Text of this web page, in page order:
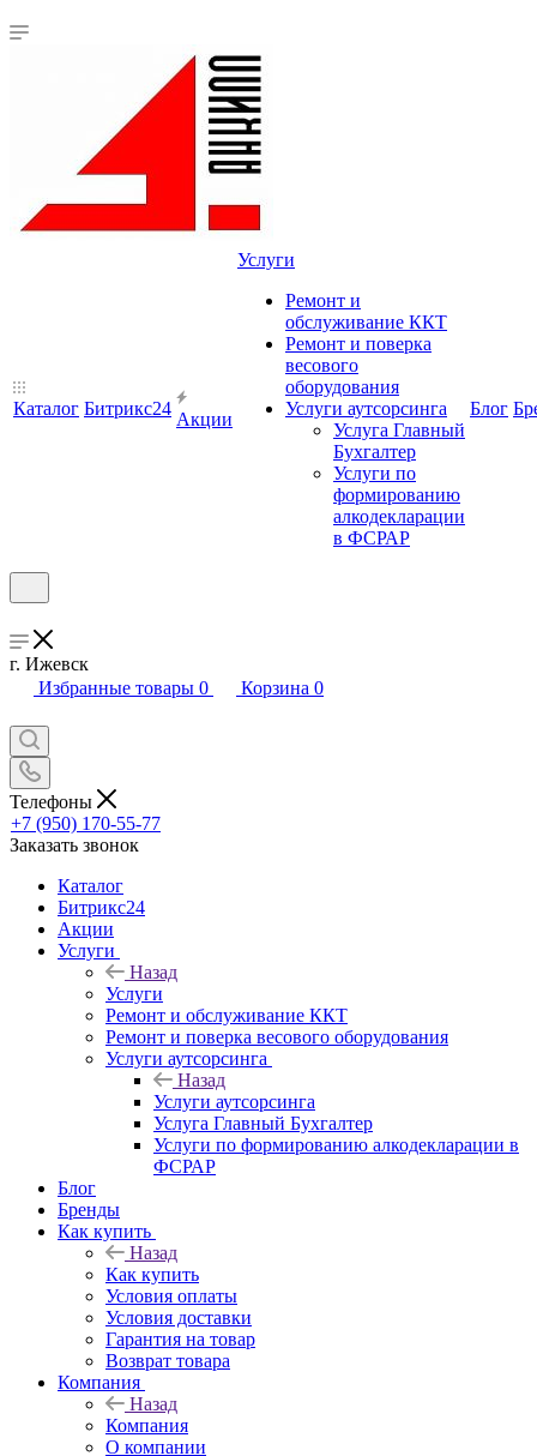
Каталог Битрикс24
Акции
Услуги
Ремонт и
обслуживание ККТ
Ремонт и поверка
весового
оборудования
Услуги аутсорсинга
Услуга Главный
Бухгалтер
Услуги по
формированию
алкодекларации
в ФСРАР
Блог
г. Ижевск
Избранные товары 0 Корзина 0
Телефоны
+7 (950) 170-55-77
Заказать звонок
Каталог
Битрикс24
Акции
Услуги
Назад
Услуги
Ремонт и обслуживание ККТ
Ремонт и поверка весового оборудования
Услуги аутсорсинга
Назад
Услуги аутсорсинга
Услуга Главный Бухгалтер
Услуги по формированию алкодекларации в
ФСРАР
Блог
Бренды
Как купить
Назад
Как купить
Условия оплаты
Условия доставки
Гарантия на товар
Возврат товара
Компания
Назад
Компания
О компании